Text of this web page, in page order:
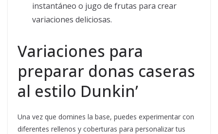
instantáneo o jugo de frutas para crear
variaciones deliciosas.
Variaciones para
preparar donas caseras
al estilo Dunkin’
Una vez que domines la base, puedes experimentar con
diferentes rellenos y coberturas para personalizar tus